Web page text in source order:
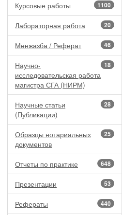
1100
Курсовые работы
20
Лабораторная работа
46
Мәнжазба / Реферат
18
Научно-
исследовательская работа
магистра СГА (НИРМ)
28
Научные статьи
(Публикации)
25
Образцы нотариальных
документов
648
Отчеты по практике
53
Презентации
440
Рефераты